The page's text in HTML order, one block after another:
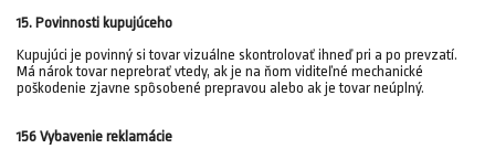
15. Povinnosti kupujúceho
Kupujúci je povinný si tovar vizuálne skontrolovať ihneď pri a po prevzatí.
Má nárok tovar neprebrať vtedy, ak je na ňom viditeľné mechanické
poškodenie zjavne spôsobené prepravou alebo ak je tovar neúplný.
156 Vybavenie reklamácie